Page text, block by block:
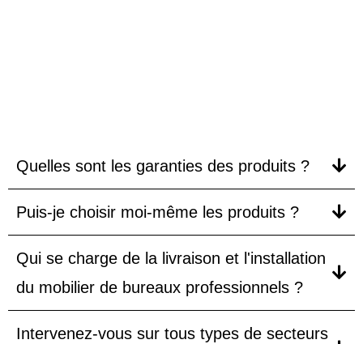
Quelles sont les garanties des produits ?
Puis-je choisir moi-même les produits ?
Qui se charge de la livraison et l'installation
du mobilier de bureaux professionnels ?
Intervenez-vous sur tous types de secteurs